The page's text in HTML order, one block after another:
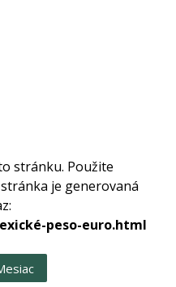
stránku. Použite
je generovaná
peso-euro.html